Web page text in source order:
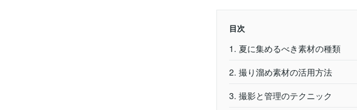
目次
1. 夏に集めるべき素材の種類
2. 撮り溜め素材の活用方法
3. 撮影と管理のテクニック